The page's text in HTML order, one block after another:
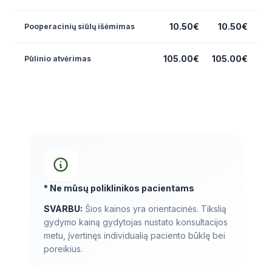
Pooperacinių siūlų išėmimas 10.50€ 10.50€
Pūlinio atvėrimas 105.00€ 105.00€
* Ne mūsų poliklinikos pacientams
SVARBU: Šios kainos yra orientacinės. Tikslią
gydymo kainą gydytojas nustato konsultacijos
metu, įvertinęs individualią paciento būklę bei
poreikius.